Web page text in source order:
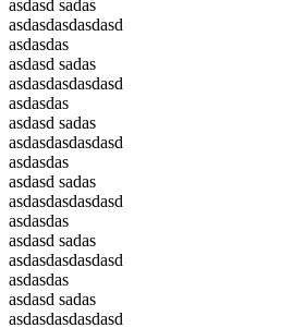
asdasd sadas
asdasdasdasdasd
asdasdas
asdasd sadas
asdasdasdasdasd
asdasdas
asdasd sadas
asdasdasdasdasd
asdasdas
asdasd sadas
asdasdasdasdasd
asdasdas
asdasd sadas
asdasdasdasdasd
asdasdas
asdasd sadas
asdasdasdasdasd